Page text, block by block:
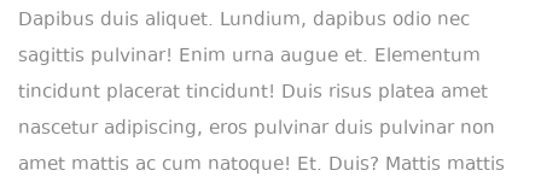
Dapibus duis aliquet. Lundium, dapibus odio nec
sagittis pulvinar! Enim urna augue et. Elementum
tincidunt placerat tincidunt! Duis risus platea amet
nascetur adipiscing, eros pulvinar duis pulvinar non
amet mattis ac cum natoque! Et. Duis? Mattis mattis